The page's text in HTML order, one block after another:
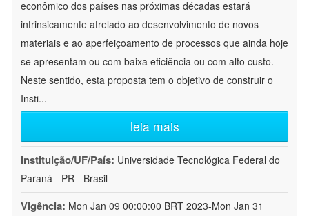
econômico dos países nas próximas décadas estará
intrinsicamente atrelado ao desenvolvimento de novos
materiais e ao aperfeiçoamento de processos que ainda hoje
se apresentam ou com baixa eficiência ou com alto custo.
Neste sentido, esta proposta tem o objetivo de construir o
Insti...
leia mais
Instituição/UF/País: Universidade Tecnológica Federal do
Paraná - PR - Brasil
Vigência: Mon Jan 09 00:00:00 BRT 2023-Mon Jan 31